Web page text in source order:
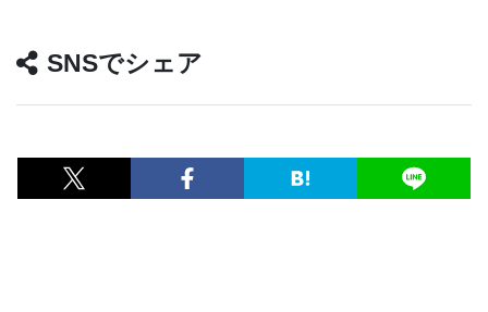
SNSでシェア